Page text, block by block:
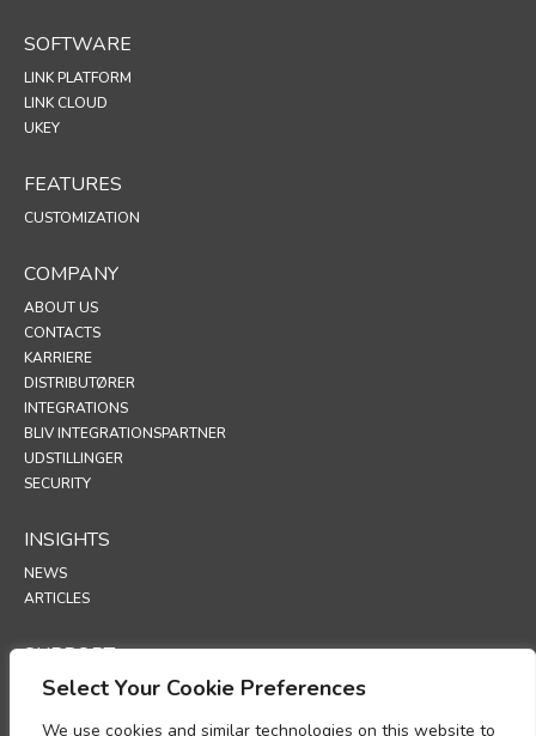
Select Your Cookie Preferences
We use cookies and similar technologies on this website to
SOFTWARE
LINK PLATFORM
LINK CLOUD
UKEY
FEATURES
CUSTOMIZATION
COMPANY
ABOUT US
CONTACTS
KARRIERE
DISTRIBUTØRER
INTEGRATIONS
BLIV INTEGRATIONSPARTNER
UDSTILLINGER
SECURITY
INSIGHTS
NEWS
ARTICLES
SUPPORT
TECHNICAL PORTAL